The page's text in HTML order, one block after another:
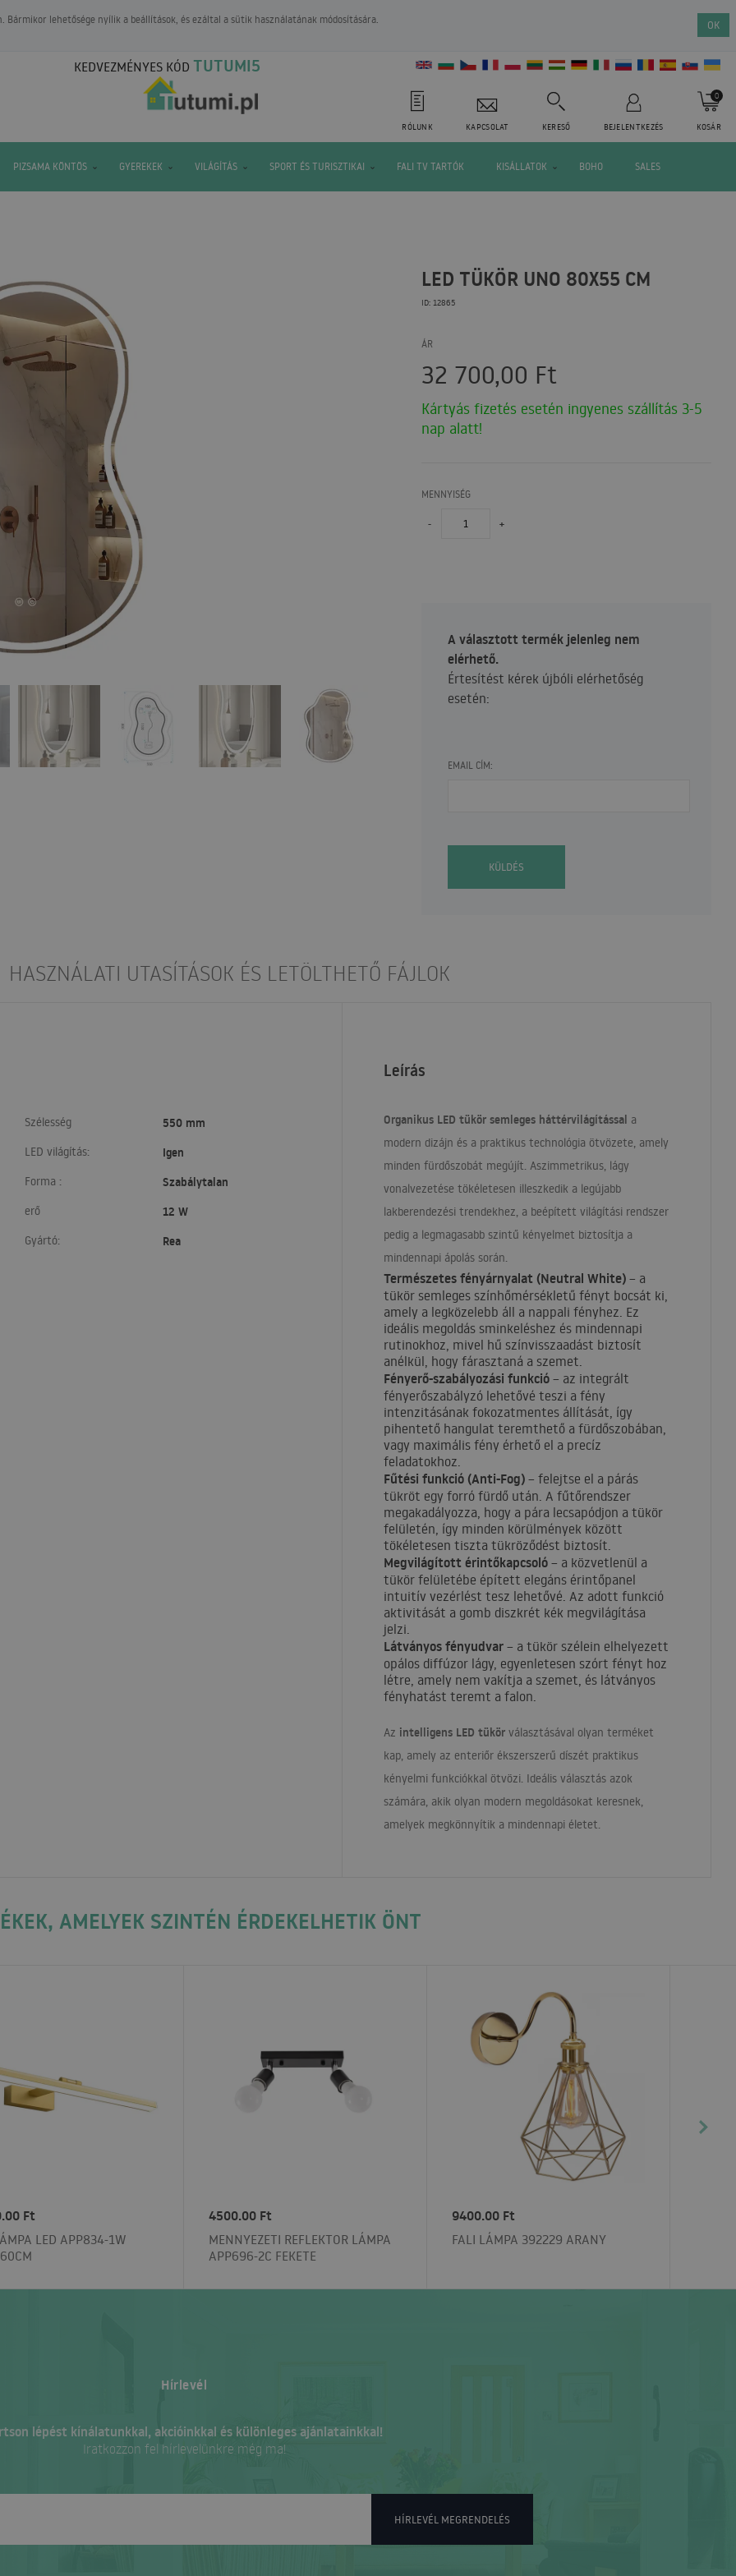
lehetősége nyílik a beállítások, és ezáltal a sütik használatának módosítására. OK
KEDVEZMÉNYES KÓD TUTUMI5
RÓLUNK KAPCSOLAT KERESŐ BEJELENTKEZÉS KOSÁR
0
PIZSAMA KÖNTÖS GYEREKEK VILÁGÍTÁS SPORT ÉS TURISZTIKAI FALI TV TARTÓK KISÁLLATOK BOHO SALES
LED TÜKÖR UNO 80X55 CM
ID: 12865
ÁR
32 700,00 Ft
Kártyás fizetés esetén ingyenes szállítás 3-5
nap alatt!
MENNYISÉG
- +
A választott termék jelenleg nem
elérhető.
Értesítést kérek újbóli elérhetőség
esetén:
EMAIL CÍM:
KÜLDÉS
HASZNÁLATI UTASÍTÁSOK ÉS LETÖLTHETŐ FÁJLOK
Szélesség 550 mm
LED világítás: Igen
Forma : Szabálytalan
erő 12 W
Gyártó: Rea
Leírás
Organikus LED tükör semleges háttérvilágítással a
modern dizájn és a praktikus technológia ötvözete, amely
minden fürdőszobát megújít. Aszimmetrikus, lágy
vonalvezetése tökéletesen illeszkedik a legújabb
lakberendezési trendekhez, a beépített világítási rendszer
pedig a legmagasabb szintű kényelmet biztosítja a
mindennapi ápolás során.
Természetes fényárnyalat (Neutral White) – a
tükör semleges színhőmérsékletű fényt bocsát ki,
amely a legközelebb áll a nappali fényhez. Ez
ideális megoldás sminkeléshez és mindennapi
rutinokhoz, mivel hű színvisszaadást biztosít
anélkül, hogy fárasztaná a szemet.
Fényerő-szabályozási funkció – az integrált
fényerőszabályzó lehetővé teszi a fény
intenzitásának fokozatmentes állítását, így
pihentető hangulat teremthető a fürdőszobában,
vagy maximális fény érhető el a precíz
feladatokhoz.
Fűtési funkció (Anti-Fog) – felejtse el a párás
tükröt egy forró fürdő után. A fűtőrendszer
megakadályozza, hogy a pára lecsapódjon a tükör
felületén, így minden körülmények között
tökéletesen tiszta tükröződést biztosít.
Megvilágított érintőkapcsoló – a közvetlenül a
tükör felületébe épített elegáns érintőpanel
intuitív vezérlést tesz lehetővé. Az adott funkció
aktivitását a gomb diszkrét kék megvilágítása
jelzi.
Látványos fényudvar – a tükör szélein elhelyezett
opálos diffúzor lágy, egyenletesen szórt fényt hoz
létre, amely nem vakítja a szemet, és látványos
fényhatást teremt a falon.
Az intelligens LED tükör választásával olyan terméket
kap, amely az enteriőr ékszerszerű díszét praktikus
kényelmi funkciókkal ötvözi. Ideális választás azok
számára, akik olyan modern megoldásokat keresnek,
amelyek megkönnyítik a mindennapi életet.
AMELYEK SZINTÉN ÉRDEKELHETIK ÖNT
Ft
LED APP834-1W
4500.00 Ft
MENNYEZETI REFLEKTOR LÁMPA
APP696-2C FEKETE
9400.00 Ft
FALI LÁMPA 392229 ARANY
Hírlevél
lépést kínálatunkkal, akcióinkkal és különleges ajánlatainkkal!
Iratkozzon fel hírlevelünkre még ma!
HÍRLEVÉL MEGRENDELÉS